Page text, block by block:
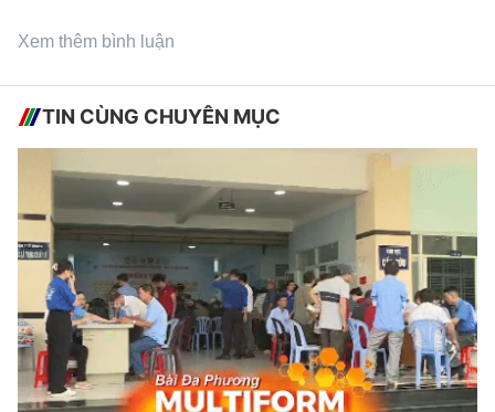
Xem thêm bình luận
TIN CÙNG CHUYÊN MỤC